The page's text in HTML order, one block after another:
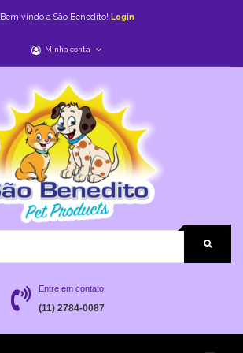
Bem vindo a São Benedito! Login
Minha conta
Entre em contato
(11) 2784-0087